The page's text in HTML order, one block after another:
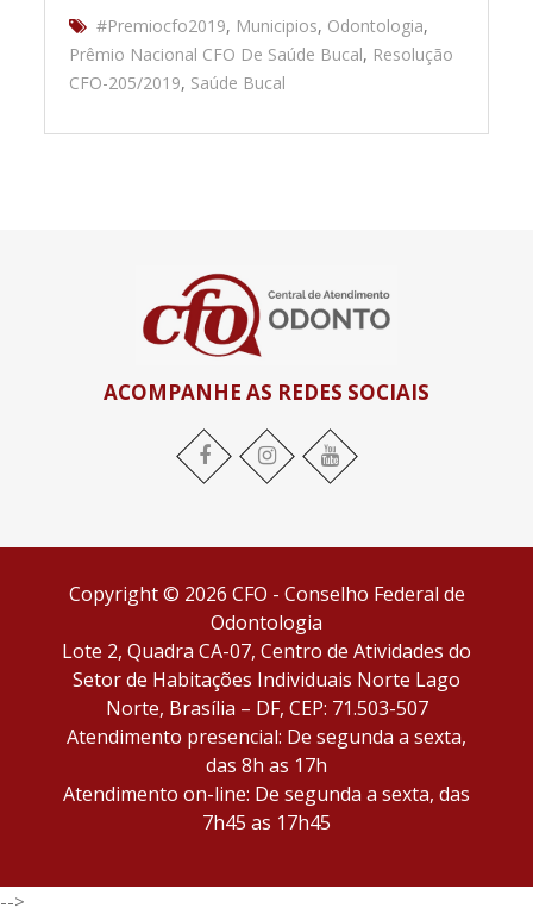
#Premiocfo2019, Municipios, Odontologia,
Prêmio Nacional CFO De Saúde Bucal, Resolução
CFO-205/2019, Saúde Bucal
ACOMPANHE AS REDES SOCIAIS
Facebook Instagram YouTube
Copyright © 2026 CFO - Conselho Federal de
Odontologia
Lote 2, Quadra CA-07, Centro de Atividades do
Setor de Habitações Individuais Norte Lago
Norte, Brasília – DF, CEP: 71.503-507
Atendimento presencial: De segunda a sexta,
das 8h as 17h
Atendimento on-line: De segunda a sexta, das
7h45 as 17h45
-->